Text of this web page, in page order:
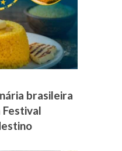
brasileira
Festival